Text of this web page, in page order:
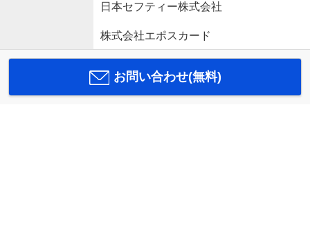
日本セフティー株式会社
株式会社エポスカード
お問い合わせ(無料)